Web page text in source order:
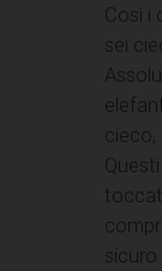
Così i
sei
cieco,